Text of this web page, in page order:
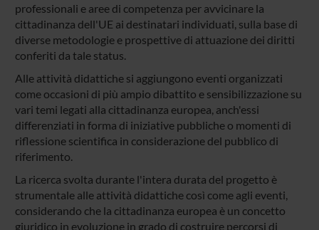
professionali e aree di competenza per avvicinare la
cittadinanza dell'UE ai destinatari individuati, sulla base di
diverse metodologie e prospettive di attuazione dei diritti
conferiti da tale status.
Alle attività didattiche si aggiungono eventi organizzati
come occasioni di più ampio dibattito e sensibilizzazione su
vari temi legati alla cittadinanza europea, anch'essi
differenziati in forma di iniziative pubbliche o momenti di
riflessione scientifica in considerazione del pubblico di
riferimento.
La ricerca svolta durante l'intera durata del progetto è
strumentale alle attività didattiche così come agli eventi,
considerando che la cittadinanza europea è un concetto
giuridico in evoluzione in grado di costruire percorsi di